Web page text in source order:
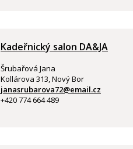
Kadeřnický salon DA&JA
Šrubařová Jana
Kollárova 313, Nový Bor
janasrubarova72@email.cz
+420 774 664 489